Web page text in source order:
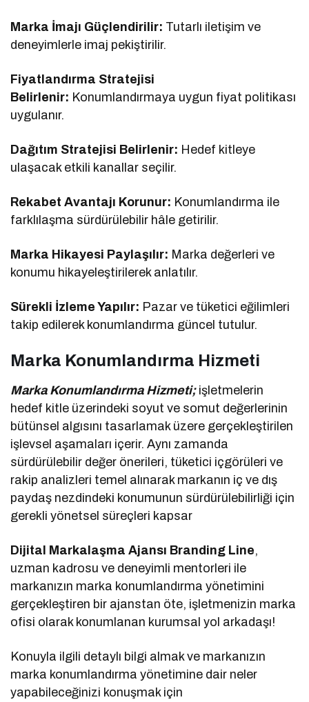
Marka İmajı Güçlendirilir: Tutarlı iletişim ve
deneyimlerle imaj pekiştirilir.
Fiyatlandırma Stratejisi
Belirlenir: Konumlandırmaya uygun fiyat politikası
uygulanır.
Dağıtım Stratejisi Belirlenir: Hedef kitleye
ulaşacak etkili kanallar seçilir.
Rekabet Avantajı Korunur: Konumlandırma ile
farklılaşma sürdürülebilir hâle getirilir.
Marka Hikayesi Paylaşılır: Marka değerleri ve
konumu hikayeleştirilerek anlatılır.
Sürekli İzleme Yapılır: Pazar ve tüketici eğilimleri
takip edilerek konumlandırma güncel tutulur.
Marka Konumlandırma Hizmeti
Marka Konumlandırma Hizmeti;işletmelerin
hedef kitle üzerindeki soyut ve somut değerlerinin
bütünsel algısını tasarlamak üzere gerçekleştirilen
işlevsel aşamaları içerir. Aynı zamanda
sürdürülebilir değer önerileri, tüketici içgörüleri ve
rakip analizleri temel alınarak markanın iç ve dış
paydaş nezdindeki konumunun sürdürülebilirliği için
gerekli yönetsel süreçleri kapsar
Dijital Markalaşma Ajansı Branding Line,
uzman kadrosu ve deneyimli mentorleri ile
markanızın marka konumlandırma yönetimini
gerçekleştiren bir ajanstan öte, işletmenizin marka
ofisi olarak konumlanan kurumsal yol arkadaşı!
Konuyla ilgili detaylı bilgi almak ve markanızın
marka konumlandırma yönetimine dair neler
yapabileceğinizi konuşmak için